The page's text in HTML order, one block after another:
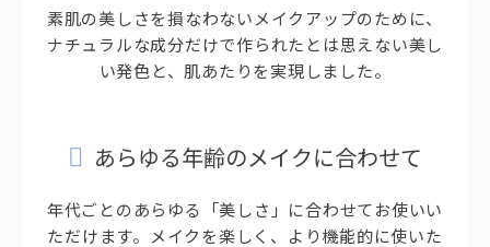
素肌の美しさを損なわないメイクアップのために、
ナチュラルな成分だけで作られたとは思えない美し
い発色と、肌あたりを実現しました。
あらゆる年齢のメイクに合わせて
年代ごとのあらゆる「美しさ」に合わせてお使いい
ただけます。メイクを楽しく、より機能的に使いた